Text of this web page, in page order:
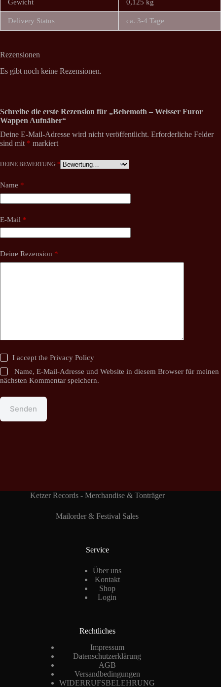
Gewicht 0,125 kg
Delivery Status ca. 3-4 Tage
Rezensionen
Es gibt noch keine Rezensionen.
Schreibe die erste Rezension für „Behemoth – Weisser Furor
Wappen Aufnäher“
Deine E-Mail-Adresse wird nicht veröffentlicht. Erforderliche Felder
sind mit * markiert
DEINE BEWERTUNG *
Name *
E-Mail *
Deine Rezension *
I accept thePrivacy Policy
Name, E-Mail-Adresse und Website in diesem Browser für meinen
nächsten Kommentar speichern.
Senden
Ketzer Records - Merchandise & Tonträger
Mailorder & Festival Sales
Service
Über uns
Kontakt
Shop
Login
Rechtliches
Impressum
Datenschutzerklärung
AGB
Versandbedingungen
WIDERRUFSBELEHRUNG